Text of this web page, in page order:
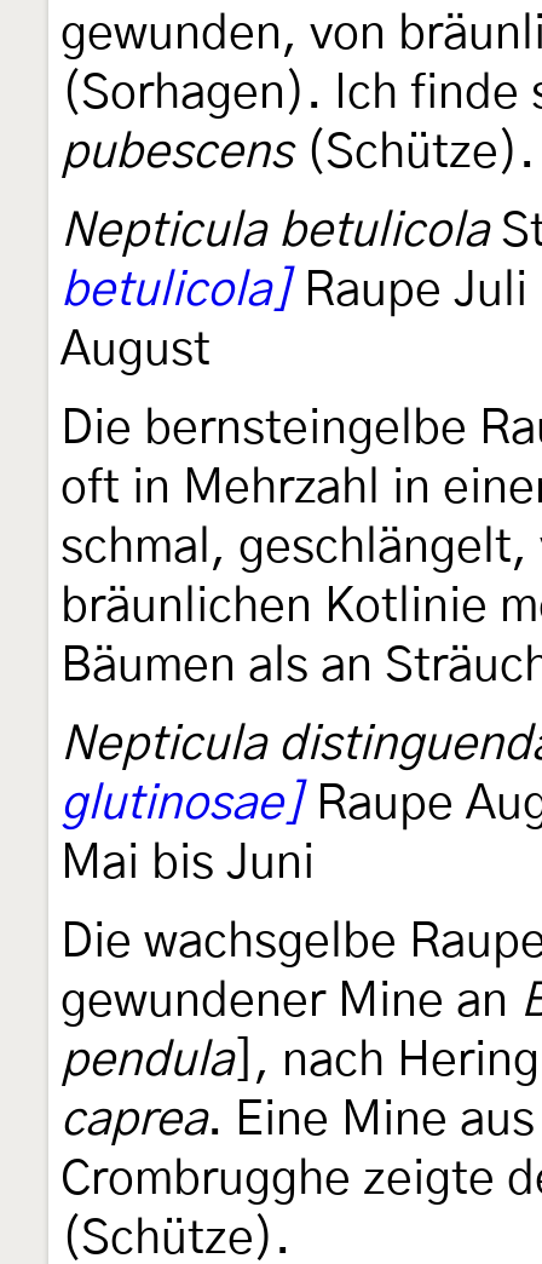
gewunden, von
(Sorhagen). Ich finde
pubescens(Schütze).
Nepticula betulicola
betulicola]Raupe Juli
August
Die bernsteingelbe
oft in Mehrzahl in
schmal,
bräunlichen Kotlinie
Bäumen als an
Nepticula
glutinosae]Raupe
Mai bis Juni
Die wachsgelbe
gewundener Mine an
pendula], nach
caprea. Eine Mine
Crombrugghe zeigte
(Schütze).